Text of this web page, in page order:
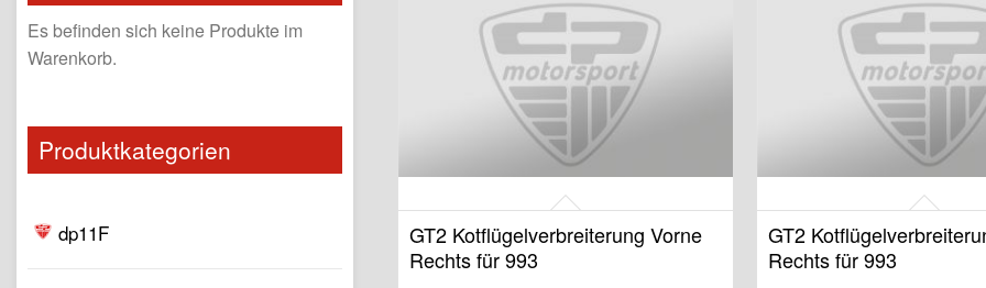
Es befinden sich keine Produkte im
Warenkorb.
Produktkategorien
dp11F
GT2 Kotflügelverbreiterung Vorne
Rechts für 993
GT2
Rechts für 993